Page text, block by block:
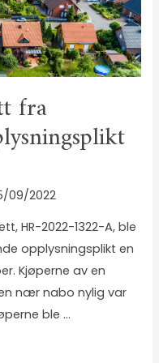
fra
09/2022
HR-2022-1322-A, ble
opplysningsplikt en
Kjøperne av en
nær nabo nylig var
ble …